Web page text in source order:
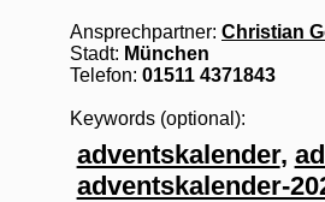
Ansprechpartner: Christian
Stadt: München
Telefon: 01511 4371843
Keywords (optional):
adventskalender,
adventskalender-